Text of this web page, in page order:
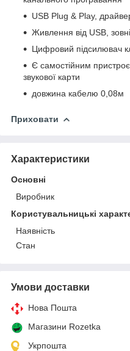
USB Plug & Play,
Живлення від USB,
Цифровий підсилювач
Є самостійним
звукової карти
довжина кабелю 0,08м
Приховати
Характеристики
Основні
Виробник
Користувальницькі
Наявність
Стан
Умови доставки
Нова Пошта
Магазини Rozetka
Укрпошта